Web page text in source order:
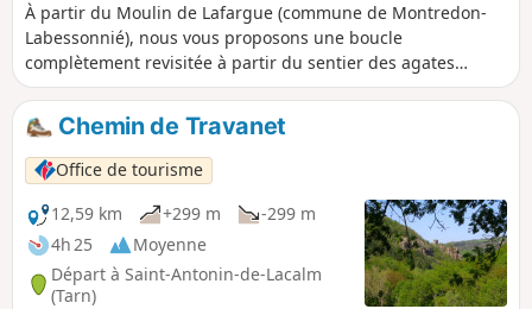
À partir du Moulin de Lafargue (commune de Montredon-
Labessonnié), nous vous proposons une boucle
complètement revisitée à partir du sentier des agates
originel, beaucoup plus long et partant du village. Cette
boucle ne présente pas de difficultés particulières pour les
randonneurs habitués à une distance similaire. En fin de
parcours, un joli dénivelé avec une pente de 17%. Bonne
randonnée, régalez vous avec ces jolis points de vue sur les
verts pâturages, les monts de Lacaune et par temps propice
sur la chaîne des Pyrénées qu'on distingue au lointain !
Chemin de Travanet
Office de tourisme
12,59 km
+299 m
-299 m
4h 25
Moyenne
Départ à Saint-Antonin-de-Lacalm
(Tarn)